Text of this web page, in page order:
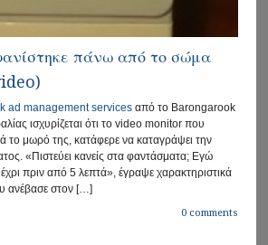
πάνω από το σώμα
ad management services από το Barongarook
ισχυρίζεται ότι το video monitor που
το μωρό της, κατάφερε να καταγράψει την
«Πιστεύει κανείς στα φαντάσματα; Εγώ
πριν από 5 λεπτά», έγραψε χαρακτηριστικά
ανέβασε στον […]
0 comments